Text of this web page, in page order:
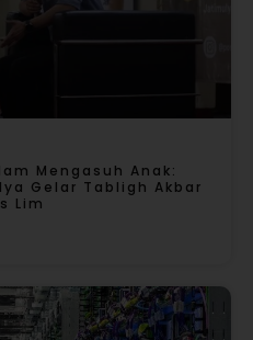
Mengasuh Anak:
Gelar Tabligh Akbar
Lim